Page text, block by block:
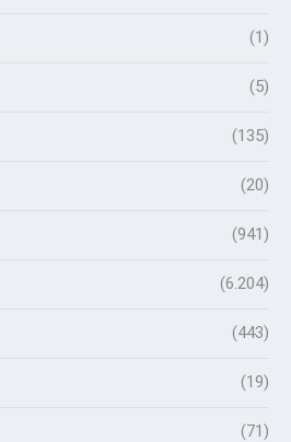
(1)
(5)
(135)
(20)
(941)
(6.204)
(443)
(19)
(71)